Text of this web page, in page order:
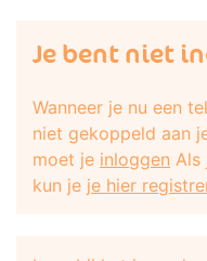
Je bent niet
Wanneer je nu een
niet gekoppeld aan
moet je inloggen Als
kun je je hier